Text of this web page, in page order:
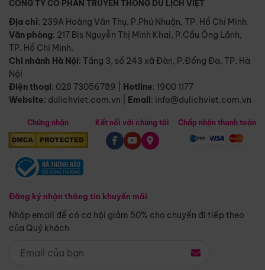
CÔNG TY CỔ PHẦN TRUYỀN THÔNG DU LỊCH VIỆT
Địa chỉ: 239A Hoàng Văn Thụ, P.Phú Nhuận, TP. Hồ Chí Minh.
Văn phòng: 217 Bis Nguyễn Thị Minh Khai, P.Cầu Ông Lãnh,
TP. Hồ Chí Minh.
Chi nhánh Hà Nội: Tầng 3, số 243 xã Đàn, P.Đống Đa, TP. Hà
Nội
Điện thoại: 028 73056789 Hotline: 1900 1177
Website: dulichviet.com.vn Email: info@dulichviet.com.vn
Chứng nhận
Đăng ký nhận thông tin khuyến mãi
Nhập email để có cơ hội giảm 50% cho chuyến đi tiếp theo
của Quý khách
Kết nối với chúng tôi Chấp nhận thanh toán